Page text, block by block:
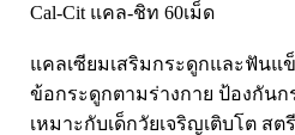
เพื่อสุขภาพ
สมอง ความจำ น้ำมันปลา
เส้นผม
Caltrate Calcium
HARRIS
NEOCA
Cal-Cit แคล-ชิท 60เม็ด
แคลเซียมเสริมกระดูกและฟันแ
ข้อกระดูกตามร่างกาย ป้องกัน
เหมาะกับเด็กวัยเจริญเติบโต ส